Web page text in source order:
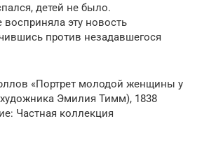
детей не было.
эту новость
против незадавшегося
«Портрет молодой женщины у
Эмилия Тимм), 1838
Частная коллекция